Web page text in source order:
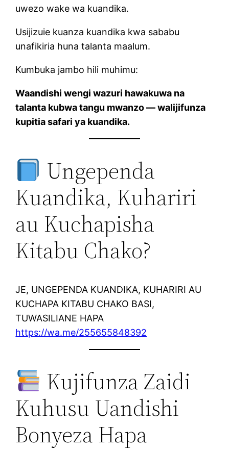
uwezo wake wa kuandika.
Usijizuie kuanza kuandika kwa sababu
unafikiria huna talanta maalum.
Kumbuka jambo hili muhimu:
Waandishi wengi wazuri hawakuwa na
talanta kubwa tangu mwanzo — walijifunza
kupitia safari ya kuandika.
Ungependa
Kuandika, Kuhariri
au Kuchapisha
Kitabu Chako?
JE, UNGEPENDA KUANDIKA, KUHARIRI AU
KUCHAPA KITABU CHAKO BASI,
TUWASILIANE HAPA
https://wa.me/255655848392
Kujifunza Zaidi
Kuhusu Uandishi
Bonyeza Hapa